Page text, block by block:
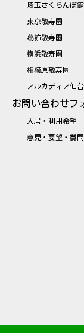
埼玉さくらんぼ館
東京敬寿園
葛飾敬寿園
横浜敬寿園
相模原敬寿園
アルカディア仙
お問い合わせフ
入居・利用希望
意見・要望・質問